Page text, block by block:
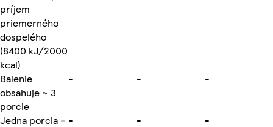
príjem
priemerného
dospelého
(8400 kJ/2000
kcal)
Balenie
obsahuje ~ 3
porcie
- - -
Jedna porcia = - - -